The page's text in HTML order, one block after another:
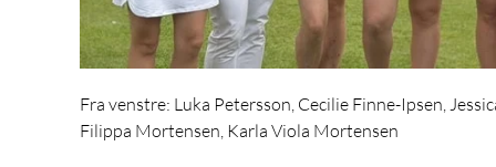
Fra venstre: Luka Petersson, Cecilie Finne-Ipsen,
Filippa Mortensen, Karla Viola Mortensen